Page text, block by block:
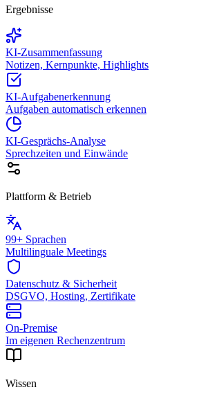
Ergebnisse
KI-Zusammenfassung
Notizen, Kernpunkte, Highlights
KI-Aufgabenerkennung
Aufgaben automatisch erkennen
KI-Gesprächs-Analyse
Sprechzeiten und Einwände
Plattform & Betrieb
99+ Sprachen
Multilinguale Meetings
Datenschutz & Sicherheit
DSGVO, Hosting, Zertifikate
On-Premise
Im eigenen Rechenzentrum
Wissen